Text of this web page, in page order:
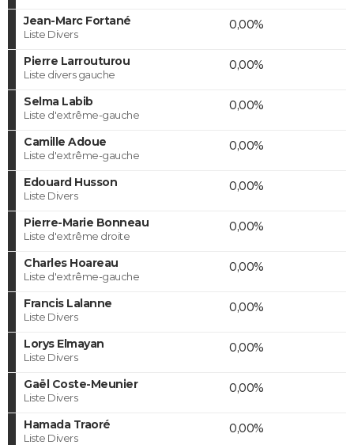
Jean-Marc Fortané
Liste Divers
0,00%
Pierre Larrouturou
Liste divers gauche
0,00%
Selma Labib
Liste d'extrême-gauche
0,00%
Camille Adoue
Liste d'extrême-gauche
0,00%
Edouard Husson
Liste Divers
0,00%
Pierre-Marie Bonneau
Liste d'extrême droite
0,00%
Charles Hoareau
Liste d'extrême-gauche
0,00%
Francis Lalanne
Liste Divers
0,00%
Lorys Elmayan
Liste Divers
0,00%
Gaël Coste-Meunier
Liste Divers
0,00%
Hamada Traoré
Liste Divers
0,00%